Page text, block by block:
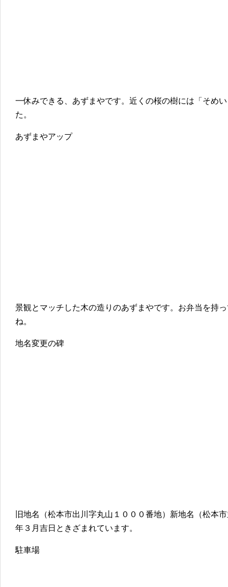
一休みできる、あずまやです。近くの桜の樹には「そめ
た。
あずまやアップ
景観とマッチした木の造りのあずまやです。お弁当を持
ね。
地名変更の碑
旧地名（松本市出川字丸山１０００番地）新地名（松本
年３月吉日ときざまれています。
駐車場